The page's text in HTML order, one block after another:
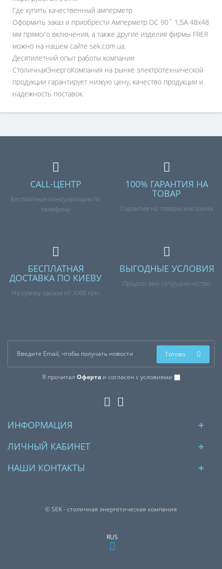
Где купить качественный амперметр
Оформить заказ и приобрести Амперметр DC 90˚ 1,5A 48x48
мм прямого включения, а также другие изделия фирмы FRER
можно на нашем сайте sek.com.ua.
Десятилетний опыт работы компании
СтоличнаяЭнергоКомпания на рынке электротехнической
продукции гарантирует низкую цену, качество продукции и
надежность поставок.
CALL-ЦЕНТР
Бесплатные консультации по
телефону
100% ГАРАНТИЯ НА
ТОВАР
Гарантия на товары магазина
БЕСПЛАТНАЯ
ДОСТАВКА ПО КИЕВУ
На сумму заказа от 3000 грн.
ВЫГОДНЫЕ УСЛОВИЯ
Предлагаем сотрудничество
Я прочитал Офертаи согласен с условиями
Готово
ИНФОРМАЦИЯ
ЛИЧНЫЙ КАБИНЕТ
НАШИ КОНТАКТЫ
© SEK - столичная энергетическая компания
RUS